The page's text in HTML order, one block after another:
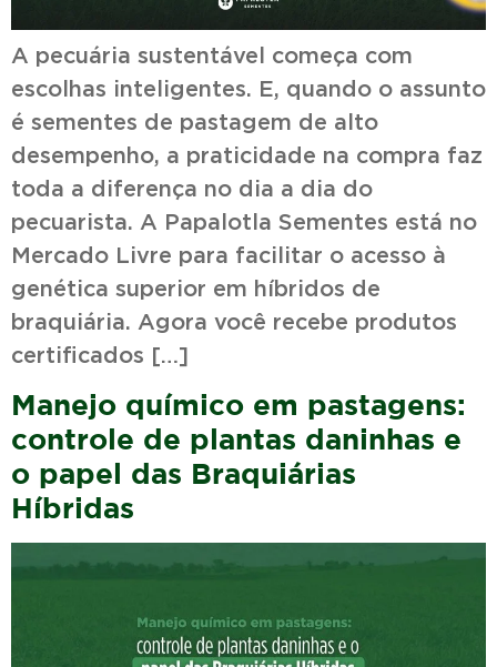
A pecuária sustentável começa com
escolhas inteligentes. E, quando o assunto
é sementes de pastagem de alto
desempenho, a praticidade na compra faz
toda a diferença no dia a dia do
pecuarista. A Papalotla Sementes está no
Mercado Livre para facilitar o acesso à
genética superior em híbridos de
braquiária. Agora você recebe produtos
certificados […]
Manejo químico em pastagens:
controle de plantas daninhas e
o papel das Braquiárias
Híbridas